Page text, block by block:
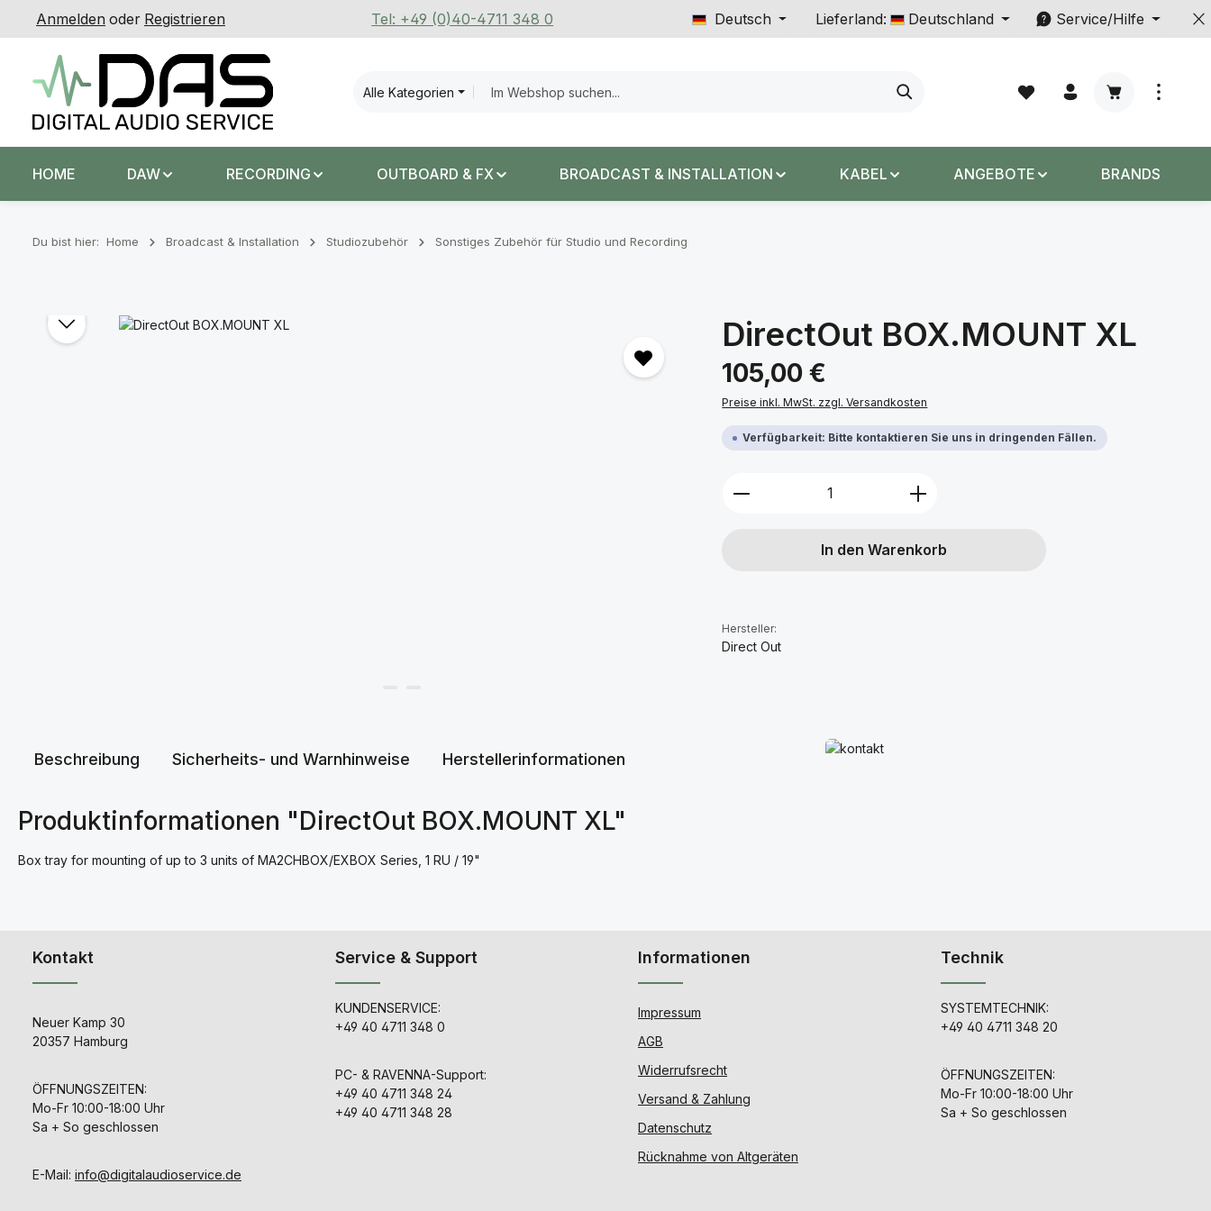
Hauptinhalt springen
Zur Suche springen
Zur Hauptnavigation springen
Anmelden oder Registrieren Tel: +49 (0)40-4711 348 0 Deutsch Lieferland: Deutschland Service/Hilfe
Alle Kategorien
Warenkorb
HOME DAW RECORDING OUTBOARD & FX BROADCAST & INSTALLATION KABEL ANGEBOTE BRANDS
Du bist hier: Home Broadcast & Installation Studiozubehör Sonstiges Zubehör für Studio und Recording
Bildergalerie überspringen DirectOut BOX.MOUNT XL
Regulärer Preis:
105,00 €
Preise inkl. MwSt. zzgl. Versandkosten
Verfügbarkeit: Bitte kontaktieren Sie uns in dringenden Fällen.
Produkt Anzahl: Gib den gewünschten Wert
In den Warenkorb
Hersteller:
Direct Out
Beschreibung Sicherheits- und Warnhinweise Herstellerinformationen
Produktinformationen "DirectOut BOX.MOUNT XL"
Box tray for mounting of up to 3 units of MA2CHBOX/EXBOX Series, 1 RU / 19"
Mehr erfahren
Kontakt
Neuer Kamp 30
20357 Hamburg
ÖFFNUNGSZEITEN:
Mo-Fr 10:00-18:00 Uhr
Sa + So geschlossen
E-Mail: info@digitalaudioservice.de
Service & Support
KUNDENSERVICE:
+49 40 4711 348 0
PC- & RAVENNA-Support:
+49 40 4711 348 24
+49 40 4711 348 28
Informationen
Impressum
AGB
Widerrufsrecht
Versand & Zahlung
Datenschutz
Rücknahme von Altgeräten
Technik
SYSTEMTECHNIK:
+49 40 4711 348 20
ÖFFNUNGSZEITEN:
Mo-Fr 10:00-18:00 Uhr
Sa + So geschlossen